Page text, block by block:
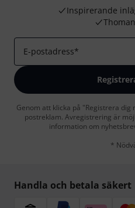
Inspirerande
E-postadress*
Genom att klicka på "Registrera
postreklam. Avregistrering är
information om
*
Handla och betala säkert